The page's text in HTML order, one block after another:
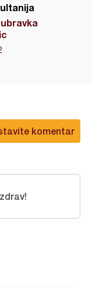
komentar